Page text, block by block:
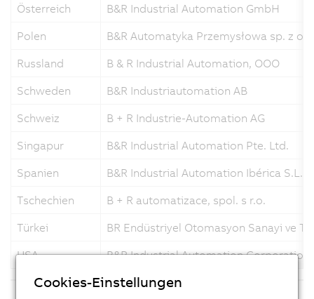
Österreich
B&R Industrial Automation GmbH
Polen
B&R Automatyka Przemysłowa sp. z
Russland
B & R Industrial Automation, OOO
Schweden
B&R Industriautomation AB
Schweiz
B + R Industrie-Automation AG
Singapur
B&R Industrial Automation Pte. Ltd.
Spanien
B&R Industrial Automation Ibérica S.L.U.
Tschechien
B + R automatizace, spol. s r.o.
Türkei
BR Endüstriyel Otomasyon Sanayi ve
USA
B&R Industrial Automation Corporation
Cookies-Einstellungen